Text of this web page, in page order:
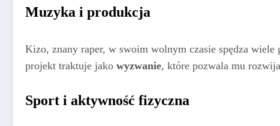
Muzyka i produkcja
Kizo, znany raper, w swoim wolnym czasie spędza wiele
projekt traktuje jako wyzwanie, które pozwala mu
Sport i aktywność fizyczna